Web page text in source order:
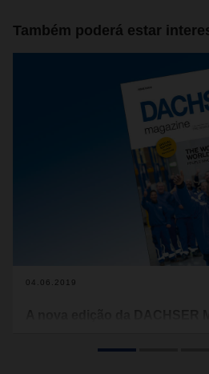
Também poderá estar
04.06.2019